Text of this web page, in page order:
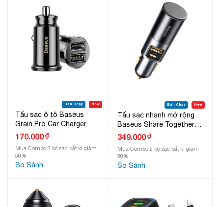
Bán Chạy New
Tẩu sạc ô tô Baseus
Grain Pro Car Charger
170.000₫
Mua Combo 2 bộ sạc bất kì giảm
50%
So Sánh
Bán Chạy New
Tẩu sạc nhanh mở rộng
Baseus Share Together
349.000₫
Mua Combo 2 bộ sạc bất kì giảm
50%
So Sánh